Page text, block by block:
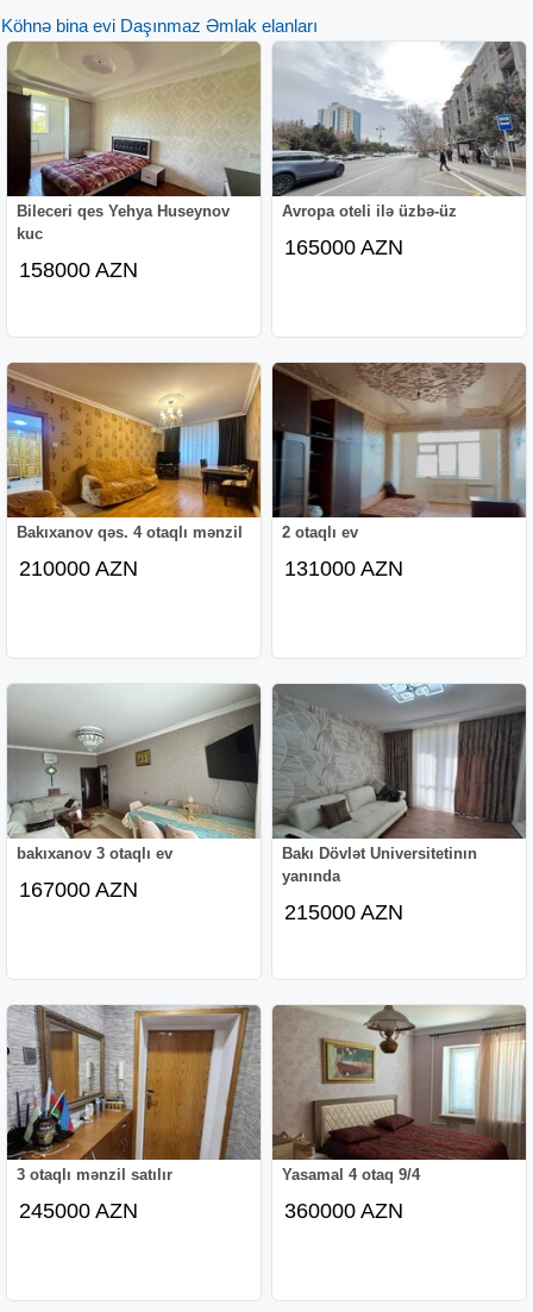
Köhnə bina evi Daşınmaz Əmlak elanları
Bileceri qes Yehya Huseynov
kuc
158000 AZN
Avropa oteli ilə üzbə-üz
165000 AZN
Bakıxanov qəs. 4 otaqlı mənzil
210000 AZN
2 otaqlı ev
131000 AZN
bakıxanov 3 otaqlı ev
167000 AZN
Bakı Dövlət Universitetinın
yanında
215000 AZN
3 otaqlı mənzil satılır
245000 AZN
Yasamal 4 otaq 9/4
360000 AZN